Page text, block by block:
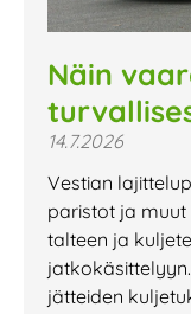
Näin
14.7.2026
Vestian
paristot ja
talteen ja
jätteiden